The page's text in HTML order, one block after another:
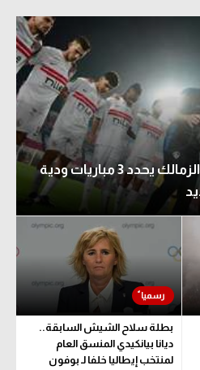
البداية مع البلاستيك.. الزمالك يحدد 3 مباريات ودية
بطلة سلاح الشيش السابقة..
ديانا بيانكيدي المنسق العام
لمنتخب إيطاليا خلفا لـ بوفون